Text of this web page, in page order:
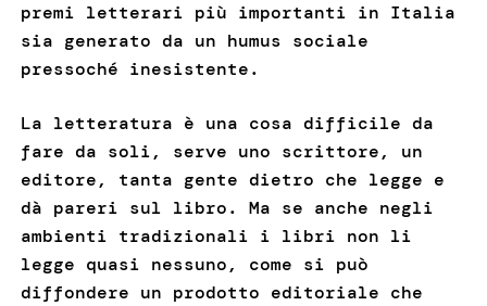
premi letterari più importanti in Italia
sia generato da un humus sociale
pressoché inesistente.
La letteratura è una cosa difficile da
fare da soli, serve uno scrittore, un
editore, tanta gente dietro che legge e
dà pareri sul libro. Ma se anche negli
ambienti tradizionali i libri non li
legge quasi nessuno, come si può
diffondere un prodotto editoriale che